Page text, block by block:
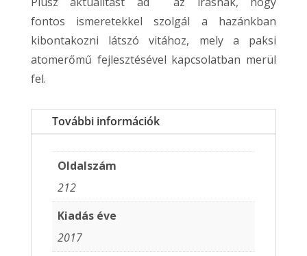
fontos ismeretekkel szolgál a hazánkban
kibontakozni látszó vitához, mely a paksi
atomerőmű fejlesztésével kapcsolatban merül
fel.
További információk
Oldalszám
212
Kiadás éve
2017